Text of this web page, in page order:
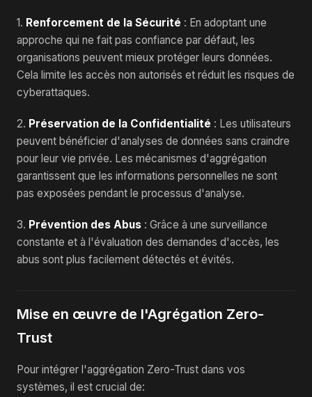
1. Renforcement de la Sécurité : En adoptant une
approche qui ne fait pas confiance par défaut, les
organisations peuvent mieux protéger leurs données.
Cela limite les accès non autorisés et réduit les risques de
cyberattaques.
2. Préservation de la Confidentialité : Les utilisateurs
peuvent bénéficier d'analyses de données sans craindre
pour leur vie privée. Les mécanismes d'aggrégation
garantissent que les informations personnelles ne sont
pas exposées pendant le processus d'analyse.
3. Prévention des Abus : Grâce à une surveillance
constante et à l'évaluation des demandes d'accès, les
abus sont plus facilement détectés et évités.
Mise en œuvre de l'Agrégation Zero-
Trust
Pour intégrer l'aggrégation Zero-Trust dans vos
systèmes, il est crucial de: